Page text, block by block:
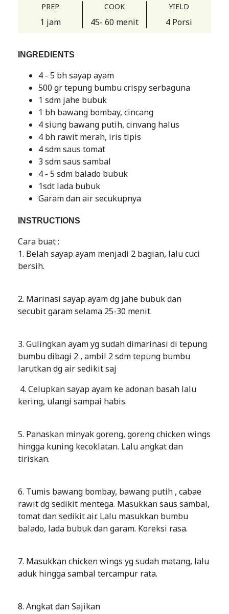
PREP
1 jam
COOK
45- 60 menit
YIELD
4 Porsi
INGREDIENTS
4 - 5 bh sayap ayam
500 gr tepung bumbu crispy serbaguna
1 sdm jahe bubuk
1 bh bawang bombay, cincang
4 siung bawang putih, cinvang halus
4 bh rawit merah, iris tipis
4 sdm saus tomat
3 sdm saus sambal
4 - 5 sdm balado bubuk
1sdt lada bubuk
Garam dan air secukupnya
INSTRUCTIONS
Cara buat :
1. Belah sayap ayam menjadi 2 bagian, lalu cuci
bersih.
2. Marinasi sayap ayam dg jahe bubuk dan
secubit garam selama 25-30 menit.
3. Gulingkan ayam yg sudah dimarinasi di tepung
bumbu dibagi 2 , ambil 2 sdm tepung bumbu
larutkan dg air sedikit saj
4. Celupkan sayap ayam ke adonan basah lalu
kering, ulangi sampai habis.
5. Panaskan minyak goreng, goreng chicken wings
hingga kuning kecoklatan. Lalu angkat dan
tiriskan.
6. Tumis bawang bombay, bawang putih , cabae
rawit dg sedikit mentega. Masukkan saus sambal,
tomat dan sedikit air. Lalu masukkan bumbu
balado, lada bubuk dan garam. Koreksi rasa.
7. Masukkan chicken wings yg sudah matang, lalu
aduk hingga sambal tercampur rata.
8. Angkat dan Sajikan